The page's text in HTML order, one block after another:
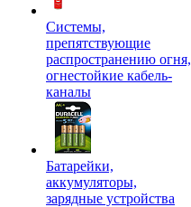
Системы,
препятствующие
распространению огня,
огнестойкие кабель-
каналы
Батарейки,
аккумуляторы,
зарядные устройства